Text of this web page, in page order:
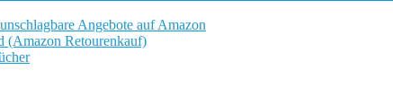
Angebote auf Amazon
(Amazon Retourenkauf)